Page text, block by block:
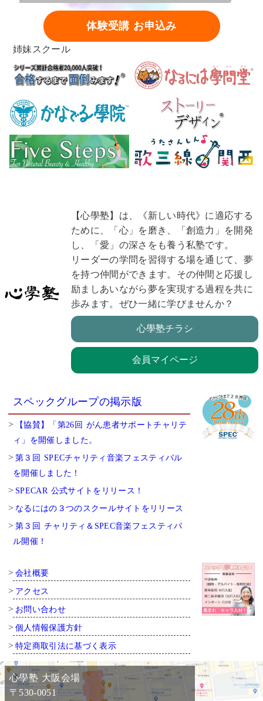
体験受講 お申込み
姉妹スクール
【心學塾】は、《新しい時代》に適応する
ために、「心」を磨き、「創造力」を開発
し、「愛」の深さをも養う私塾です。
リーダーの学問を習得する場を通じて、夢
を持つ仲間ができます。その仲間と応援し
励ましあいながら夢を実現する過程を共に
歩みます。ぜひ一緒に学びませんか？
心學塾チラシ
会員マイページ
スペックグループの掲示版
【協賛】「第26回 がん患者サポートチャリテ
ィ」を開催しました。
第３回 SPECチャリティ音楽フェスティバル
を開催しました！
SPECAR 公式サイトをリリース！
なるにはの３つのスクールサイトをリリース
第３回 チャリティ＆SPEC音楽フェスティバ
ル開催！
会社概要
アクセス
お問い合わせ
個人情報保護方針
特定商取引法に基づく表示
心學塾 大阪会場
〒530-0051